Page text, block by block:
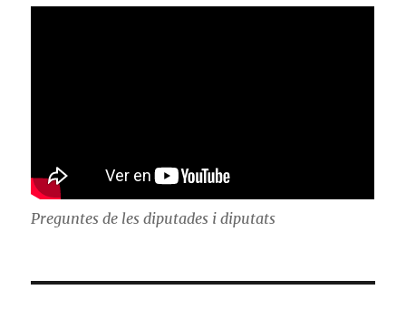
Preguntes de les diputades i diputats